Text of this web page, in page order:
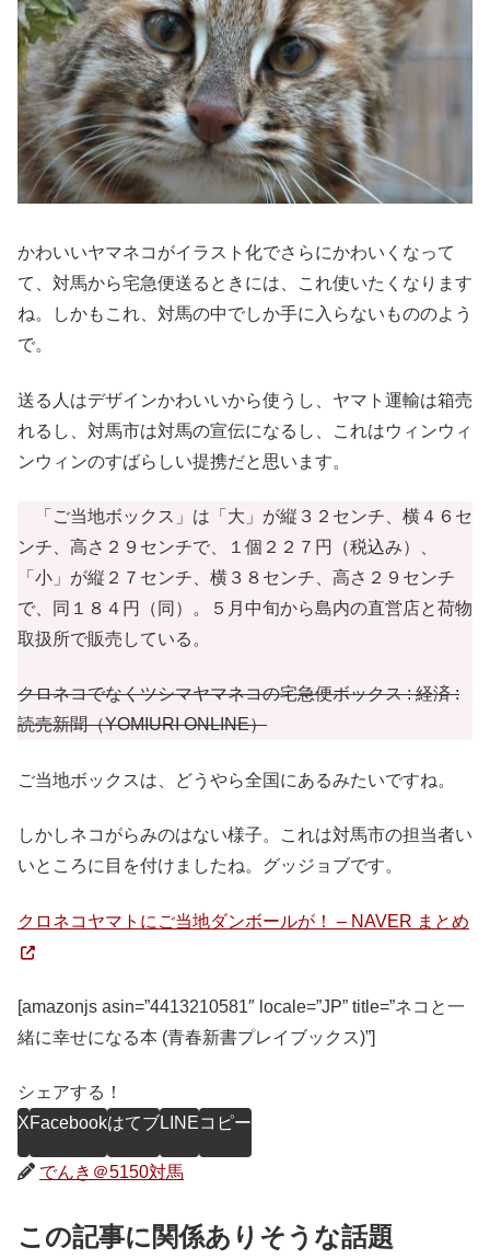
かわいいヤマネコがイラスト化でさらにかわいくなって
て、対馬から宅急便送るときには、これ使いたくなります
ね。しかもこれ、対馬の中でしか手に入らないもののよう
で。
送る人はデザインかわいいから使うし、ヤマト運輸は箱売
れるし、対馬市は対馬の宣伝になるし、これはウィンウィ
ンウィンのすばらしい提携だと思います。
「ご当地ボックス」は「大」が縦３２センチ、横４６セ
ンチ、高さ２９センチで、１個２２７円（税込み）、
「小」が縦２７センチ、横３８センチ、高さ２９センチ
で、同１８４円（同）。５月中旬から島内の直営店と荷物
取扱所で販売している。
クロネコでなくツシマヤマネコの宅急便ボックス : 経済 :
読売新聞（YOMIURI ONLINE）
ご当地ボックスは、どうやら全国にあるみたいですね。
しかしネコがらみのはない様子。これは対馬市の担当者い
いところに目を付けましたね。グッジョブです。
クロネコヤマトにご当地ダンボールが！ – NAVER まとめ
[amazonjs asin=”4413210581″ locale=”JP” title=”ネコと一
緒に幸せになる本 (青春新書プレイブックス)”]
シェアする！
XFacebookはてブLINEコピー
でんき＠5150対馬
この記事に関係ありそうな話題